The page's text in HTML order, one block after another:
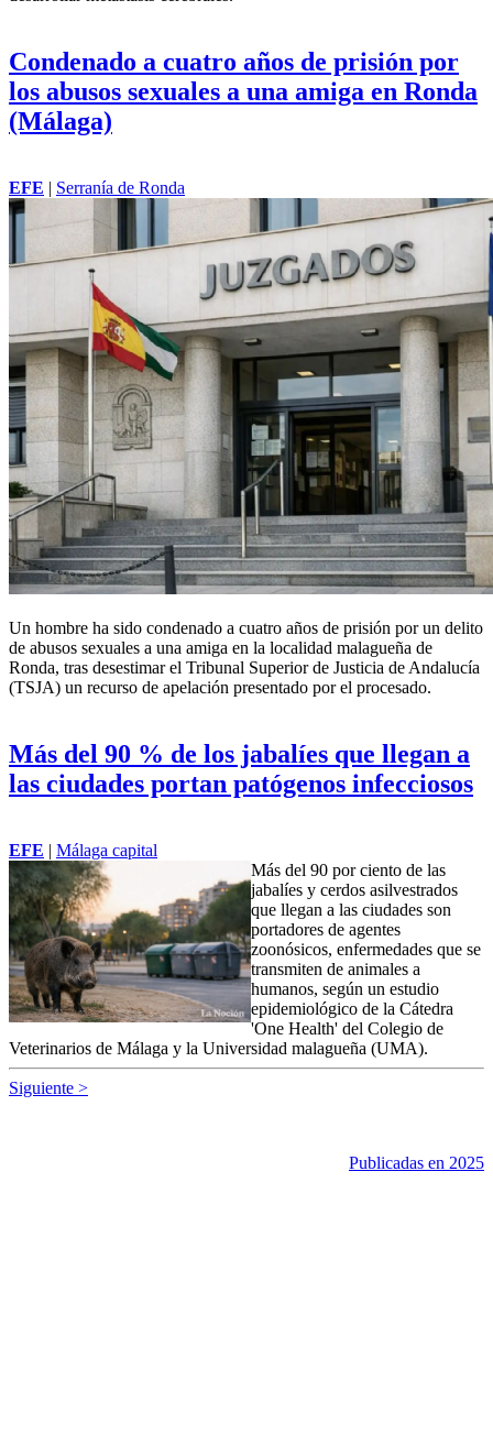
Condenado a cuatro años de prisión por
los abusos sexuales a una amiga en Ronda
(Málaga)
EFE | Serranía de Ronda
Un hombre ha sido condenado a cuatro años de prisión por un delito
de abusos sexuales a una amiga en la localidad malagueña de
Ronda, tras desestimar el Tribunal Superior de Justicia de Andalucía
(TSJA) un recurso de apelación presentado por el procesado.
Más del 90 % de los jabalíes que llegan a
las ciudades portan patógenos infecciosos
EFE | Málaga capital
Más del 90 por ciento de las
jabalíes y cerdos asilvestrados
que llegan a las ciudades son
portadores de agentes
zoonósicos, enfermedades que se
transmiten de animales a
humanos, según un estudio
epidemiológico de la Cátedra
'One Health' del Colegio de
Veterinarios de Málaga y la Universidad malagueña (UMA).
Siguiente >
Publicadas en 2025